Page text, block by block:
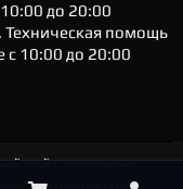
до 20:00
помощь
с 10:00 до 20:00
сайт магазина
Компьютеры